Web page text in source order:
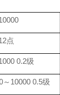
点
0.2级
～10000 0.5级